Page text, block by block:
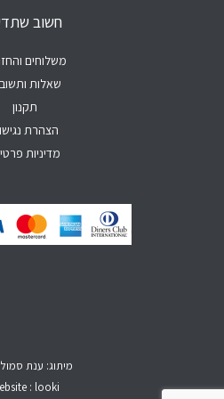
חשוב
משלוחים
שאלות
תקנון
הצהרת
מדיניות
מיתוג: ענת
: looki